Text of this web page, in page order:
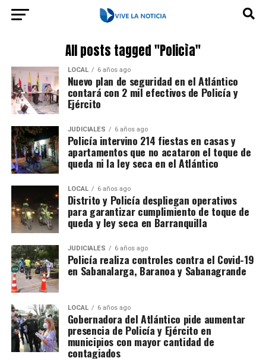
All posts tagged "Policìa"
LOCAL 6 años ago
Nuevo plan de seguridad en el Atlántico
contará con 2 mil efectivos de Policía y
Ejército
JUDICIALES 6 años ago
Policía intervino 214 fiestas en casas y
apartamentos que no acataron el toque de
queda ni la ley seca en el Atlántico
LOCAL 6 años ago
Distrito y Policía despliegan operativos
para garantizar cumplimiento de toque de
queda y ley seca en Barranquilla
JUDICIALES 6 años ago
Policía realiza controles contra el Covid-19
en Sabanalarga, Baranoa y Sabanagrande
LOCAL 6 años ago
Gobernadora del Atlántico pide aumentar
presencia de Policía y Ejército en
municipios con mayor cantidad de
contagiados